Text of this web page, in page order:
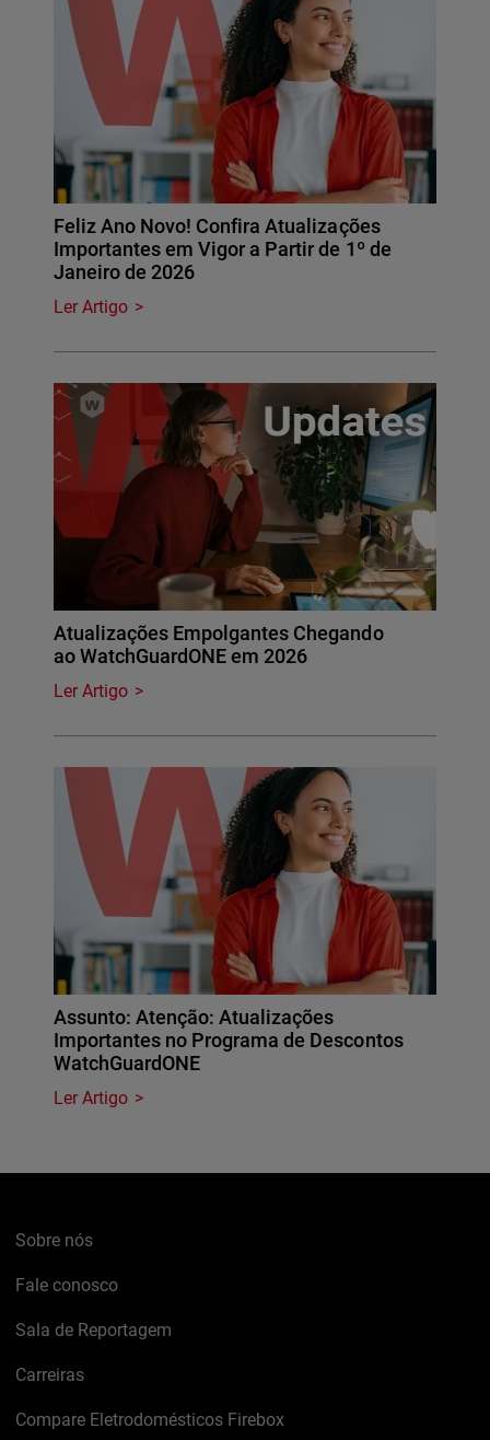
Feliz Ano Novo! Confira Atualizações
Importantes em Vigor a Partir de 1º de
Janeiro de 2026
Ler Artigo
Atualizações Empolgantes Chegando
ao WatchGuardONE em 2026
Ler Artigo
Assunto: Atenção: Atualizações
Importantes no Programa de Descontos
WatchGuardONE
Ler Artigo
Sobre nós
Fale conosco
Sala de Reportagem
Carreiras
Compare Eletrodomésticos Firebox